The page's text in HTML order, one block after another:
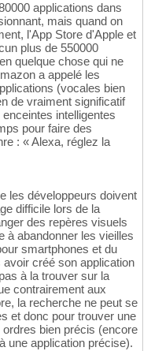
applications dans
mais quand on
l'App Store d'Apple et
plus de 550000
quelque chose qui ne
a appelé les
(vocales bien
de vraiment significatif
intelligentes
pour faire des
: « Alexa, réglez la
les développeurs doivent
difficile lors de la
des repères visuels
à abandonner les vieilles
smartphones et du
créé son application
à la trouver sur la
contrairement aux
la recherche ne peut se
et donc pour trouver une
bien précis (encore
une application précise).